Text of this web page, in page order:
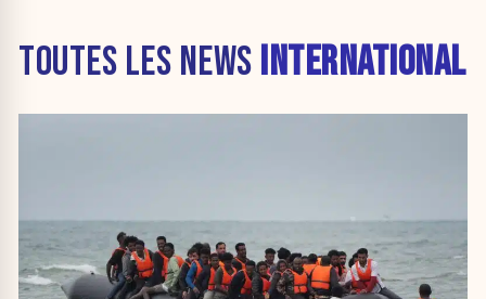
TOUTES LES NEWS INTERNATIONAL